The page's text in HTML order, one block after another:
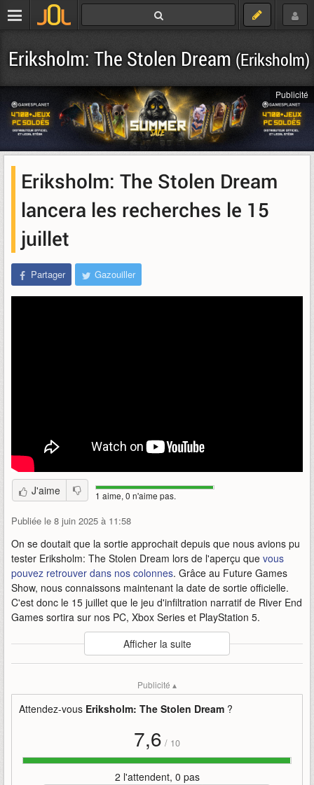
Eriksholm: The Stolen Dream(Eriksholm)
Publicité
Eriksholm: The Stolen Dream
lancera les recherches le 15
juillet
Partager Gazouiller
J'aime 1 aime, 0 n'aime pas.
Publiée le 8 juin 2025 à 11:58
On se doutait que la sortie approchait depuis que nous avions pu
tester Eriksholm: The Stolen Dream lors de l'aperçu que vous
pouvez retrouver dans nos colonnes. Grâce au Future Games
Show, nous connaissons maintenant la date de sortie officielle.
C'est donc le 15 juillet que le jeu d'infiltration narratif de River End
Games sortira sur nos PC, Xbox Series et PlayStation 5.
Auteur
Nordcurrent Labs
: Grim
nordcurrent-labs
the-stolen-dream
Afficher la suite
Publicité ▴
Attendez-vous Eriksholm: The Stolen Dream ?
7,6 / 10
2 l'attendent, 0 pas